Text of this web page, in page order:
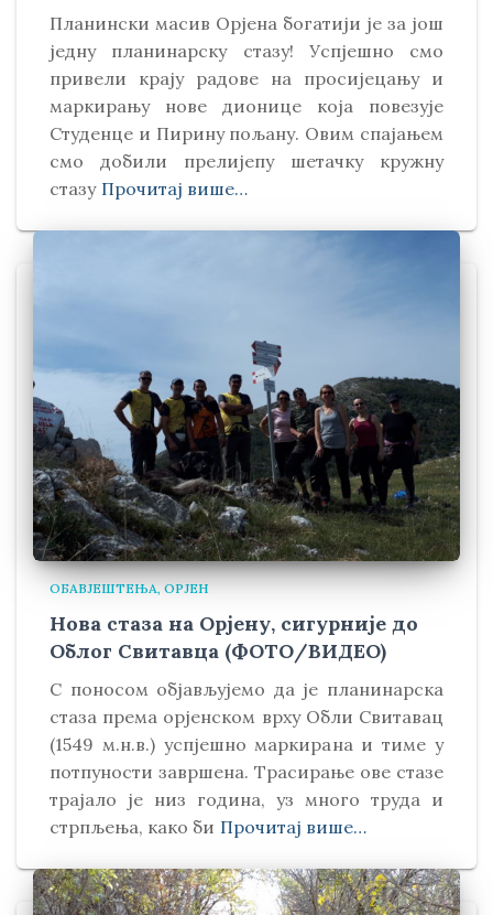
Планински масив Орјена богатији је за још
једну планинарску стазу! Успјешно смо
привели крају радове на просијецању и
маркирању нове дионице која повезује
Студенце и Пирину пољану. Овим спајањем
смо добили прелијепу шетачку кружну
стазу Прочитај више…
ОБАВЈЕШТЕЊА ОРЈЕН
Нова стаза на Орјену, сигурније до
Облог Свитавца (ФОТО/ВИДЕО)
С поносом објављујемо да је планинарска
стаза према орјенском врху Обли Свитавaц
(1549 м.н.в.) успјешно маркирана и тиме у
потпуности завршена. Трасирање ове стазе
трајало је низ година, уз много труда и
стрпљења, како би Прочитај више…